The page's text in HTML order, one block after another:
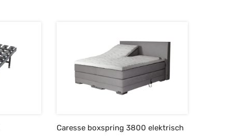
Caresse boxspring 3800 elektrisch